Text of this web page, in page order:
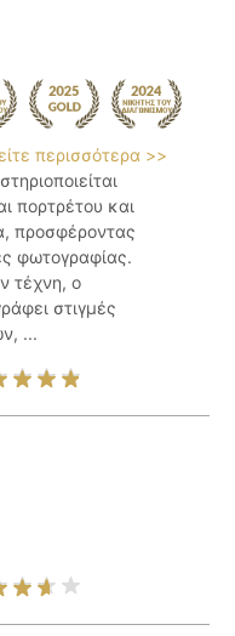
περισσότερα >>
πορτρέτου και
προσφέροντας
φωτογραφίας.
τέχνη, ο
στιγμές
...